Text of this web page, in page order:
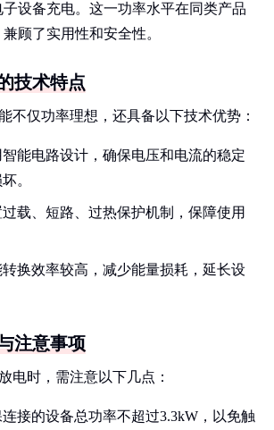
设备充电。这一功率水平在同类产品
顾了实用性和安全性。
技术特点
不仅功率理想，还具备以下技术优势：
智能电路设计，确保电压和电流的稳定
。
过载、短路、过热保护机制，保障使用
转换效率较高，减少能量损耗，延长设
注意事项
电时，需注意以下几点：
接的设备总功率不超过3.3kW，以免触